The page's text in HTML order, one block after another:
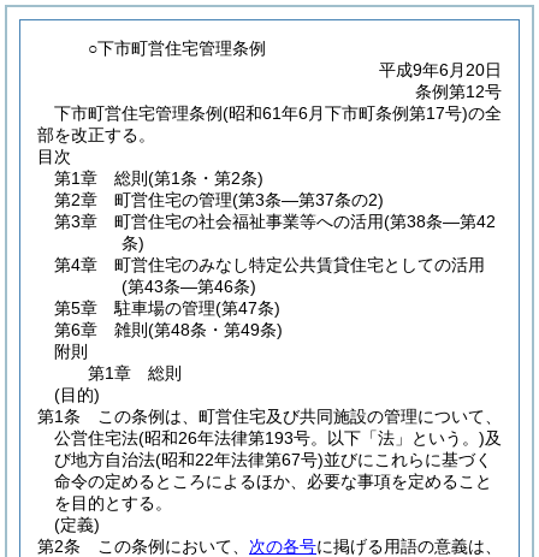
○下市町営住宅管理条例
平成9年6月20日
条例第12号
下市町営住宅管理条例(昭和61年6月下市町条例第17号)の全
部を改正する。
目次
第1章
総則 (第1条・第2条)
第2章
町営住宅の管理(第3条―第37条の2)
第3章
町営住宅の社会福祉事業等への活用(第38条―第42
条)
第4章
町営住宅のみなし特定公共賃貸住宅としての活用
(第43条―第46条)
第5章
駐車場の管理(第47条)
第6章
雑則 (第48条・第49条)
附則
第1章
総則
(目的)
第1条
この条例は、町営住宅及び共同施設の管理について、
公営住宅法(昭和26年法律第193号。以下「法」という。)及
び地方自治法(昭和22年法律第67号)並びにこれらに基づく
命令の定めるところによるほか、必要な事項を定めること
を目的とする。
(定義)
第2条
この条例において、 次の各号に掲げる用語の意義は、